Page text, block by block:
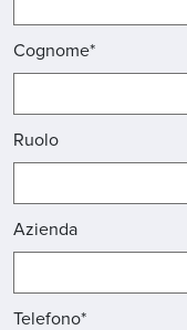
Cognome*
Ruolo
Azienda
Telefono*